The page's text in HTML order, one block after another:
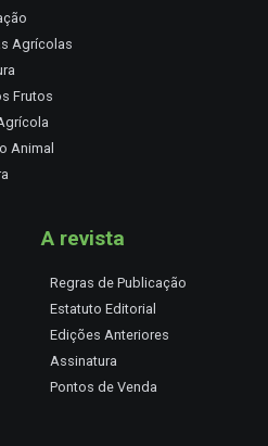
Agrícolas
Frutos
Animal
A revista
Regras de Publicação
Estatuto Editorial
Edições Anteriores
Assinatura
Pontos de Venda